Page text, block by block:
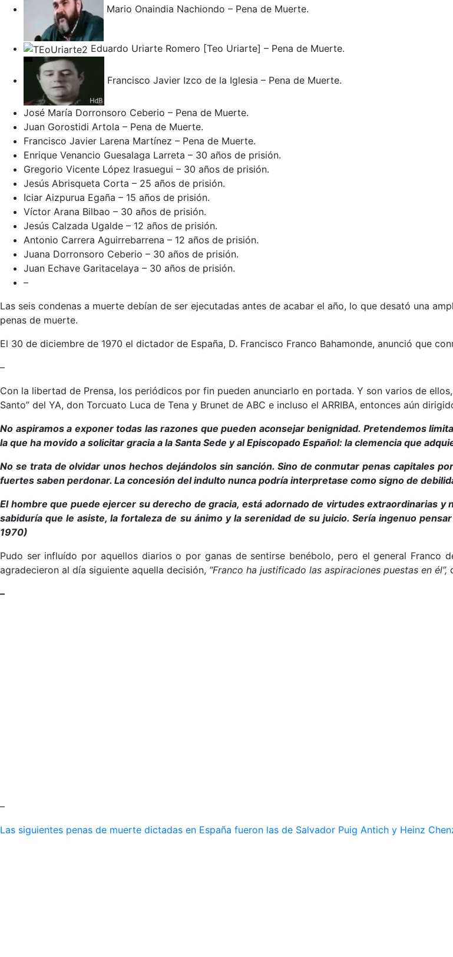
Mario Onaindia Nachiondo – Pena de Muerte.
Eduardo Uriarte Romero [Teo Uriarte] – Pena de Muerte.
Francisco Javier Izco de la Iglesia – Pena de Muerte.
José María Dorronsoro Ceberio – Pena de Muerte.
Juan Gorostidi Artola – Pena de Muerte.
Francisco Javier Larena Martínez – Pena de Muerte.
Enrique Venancio Guesalaga Larreta – 30 años de prisión.
Gregorio Vicente López Irasuegui – 30 años de prisión.
Jesús Abrisqueta Corta – 25 años de prisión.
Iciar Aizpurua Egaña – 15 años de prisión.
Víctor Arana Bilbao – 30 años de prisión.
Jesús Calzada Ugalde – 12 años de prisión.
Antonio Carrera Aguirrebarrena – 12 años de prisión.
Juana Dorronsoro Ceberio – 30 años de prisión.
Juan Echave Garitacelaya – 30 años de prisión.
–
Las seis condenas a muerte debían de ser ejecutadas antes de acabar el año, lo que desató una
penas de muerte.
El 30 de diciembre de 1970 el dictador de España, D. Francisco Franco Bahamonde, anunció que
–
Con la libertad de Prensa, los periódicos por fin pueden anunciarlo en portada. Y son varios de
Santo” del YA, don Torcuato Luca de Tena y Brunet de ABC e incluso el ARRIBA, entonces aún
No aspiramos a exponer todas las razones que pueden aconsejar benignidad. Pretendemos
la que ha movido a solicitar gracia a la Santa Sede y al Episcopado Español: la clemencia que
No se trata de olvidar unos hechos dejándolos sin sanción. Sino de conmutar penascapitales
fuertes saben perdonar. La concesión del indulto nunca podría interpretase como signo de
El hombre que puede ejercer su derecho de gracia, está adornado de virtudes extraordinarias
sabiduría que le asiste, la fortaleza de su ánimo y la serenidad de su juicio. Sería ingenuo
1970)
Pudo ser influído por aquellos diarios o por ganas de sentirse benébolo, pero el general
agradecieron al día siguiente aquella decisión, “Franco ha justificado las aspiraciones puestas en él”,
–
–
Las siguientes penas de muerte dictadas en España fueron las de Salvador Puig Antich y Heinz